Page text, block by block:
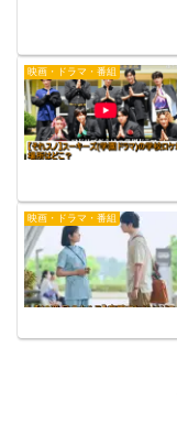
映画・ドラマ・番組
映画・ドラマ・番組